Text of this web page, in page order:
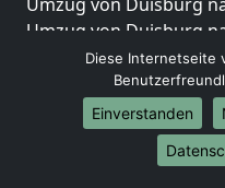
Umzug von Duisburg
Umzug von Duisburg
Umzug von Duisburg
Umzug von Duisburg
Umzug von Duisburg
Umzug von Duisburg
Diese Internetseite
Einverstanden